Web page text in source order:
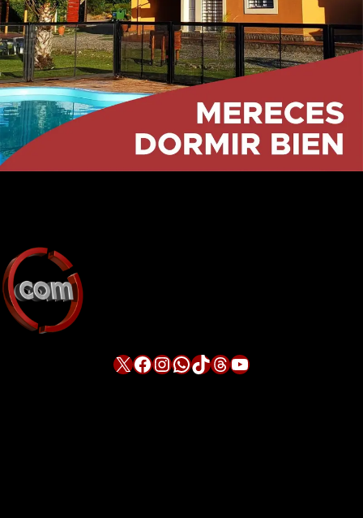
X Facebook InstagramWhatsApp TikTok Threads YouTube